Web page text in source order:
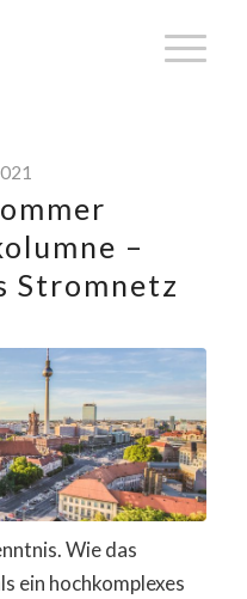
–
Stromnetz
Wie das
ein hochkomplexes